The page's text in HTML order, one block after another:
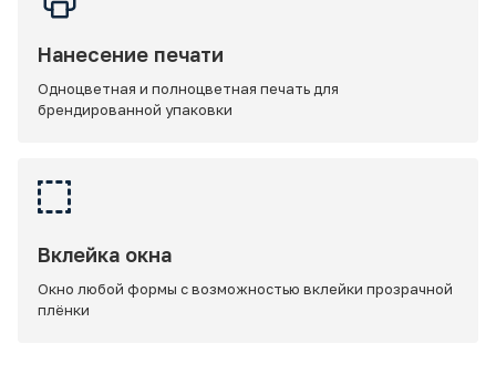
Нанесение печати
Одноцветная и полноцветная печать для
брендированной упаковки
Вклейка окна
Окно любой формы с возможностью вклейки прозрачной
плёнки